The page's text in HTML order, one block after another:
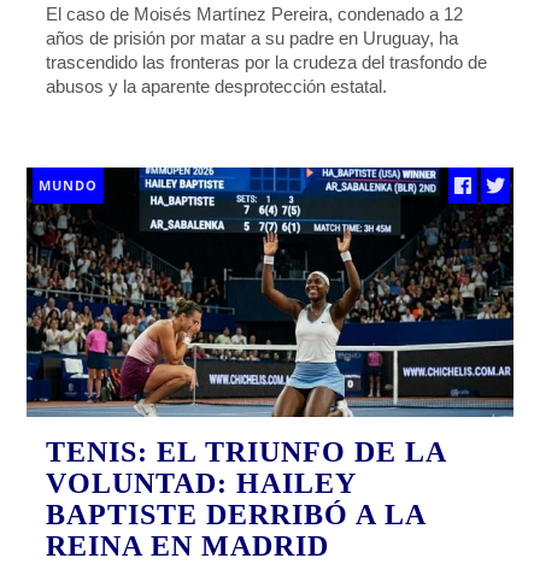
El caso de Moisés Martínez Pereira, condenado a 12
años de prisión por matar a su padre en Uruguay, ha
trascendido las fronteras por la crudeza del trasfondo de
abusos y la aparente desprotección estatal.
MUNDO
TENIS: EL TRIUNFO DE LA
VOLUNTAD: HAILEY
BAPTISTE DERRIBÓ A LA
REINA EN MADRID